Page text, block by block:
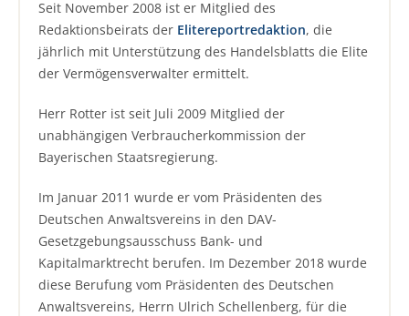
Seit November 2008 ist er Mitglied des
Redaktionsbeirats der Elitereportredaktion, die
jährlich mit Unterstützung des Handelsblatts die Elite
der Vermögensverwalter ermittelt.
Herr Rotter ist seit Juli 2009 Mitglied der
unabhängigen Verbraucherkommission der
Bayerischen Staatsregierung.
Im Januar 2011 wurde er vom Präsidenten des
Deutschen Anwaltsvereins in den DAV-
Gesetzgebungsausschuss Bank- und
Kapitalmarktrecht berufen. Im Dezember 2018 wurde
diese Berufung vom Präsidenten des Deutschen
Anwaltsvereins, Herrn Ulrich Schellenberg, für die